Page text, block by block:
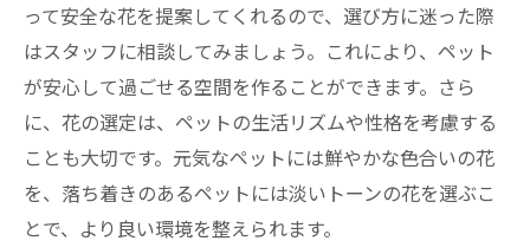
って安全な花を提案してくれるので、選び方に迷った際
はスタッフに相談してみましょう。これにより、ペット
が安心して過ごせる空間を作ることができます。さら
に、花の選定は、ペットの生活リズムや性格を考慮する
ことも大切です。元気なペットには鮮やかな色合いの花
を、落ち着きのあるペットには淡いトーンの花を選ぶこ
とで、より良い環境を整えられます。